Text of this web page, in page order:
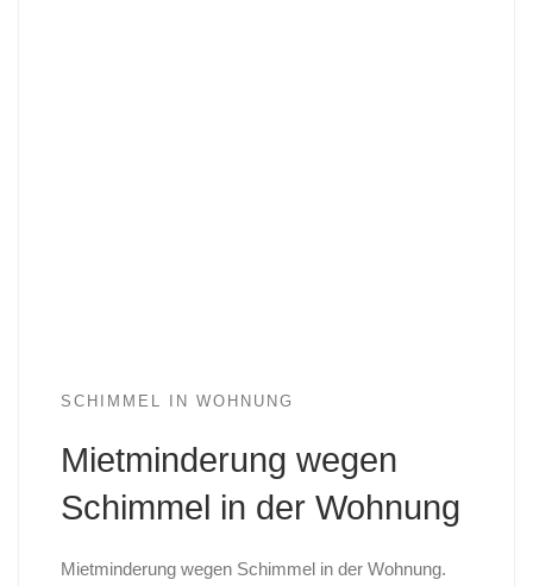
SCHIMMEL IN WOHNUNG
Mietminderung wegen
Schimmel in der Wohnung
Mietminderung wegen Schimmel in der Wohnung.